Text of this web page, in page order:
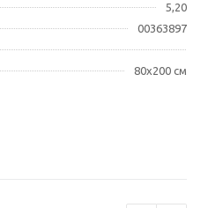
5,20
00363897
80x200 см